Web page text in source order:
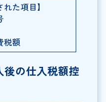
た項目】
税額
後の仕入税額控